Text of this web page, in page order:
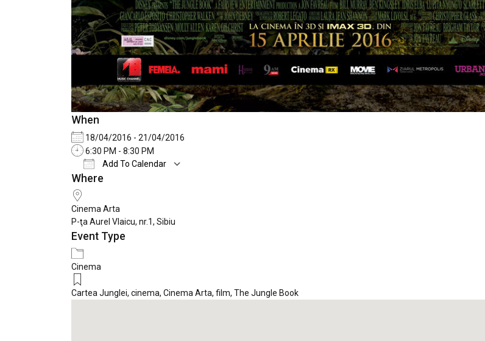
When
18/04/2016 - 21/04/2016
6:30 PM - 8:30 PM
Add To Calendar
Download ICS
Where
Cinema Arta
P-ţa Aurel Vlaicu, nr.1, Sibiu
Event Type
Cinema
Cartea Junglei, cinema, Cinema Arta, film, The Jungle Book